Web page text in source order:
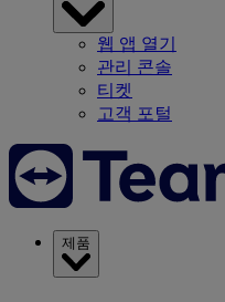
웹 앱 열기
관리 콘솔
티켓
고객 포털
제품